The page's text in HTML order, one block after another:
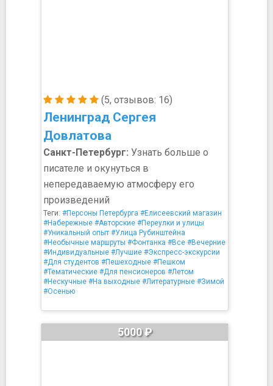
(5, отзывов: 16)
Ленинград Сергея
Довлатова
Санкт-Петербург: Узнать больше о
писателе и окунуться в
непередаваемую атмосферу его
произведений
Теги: #Персоны Петербурга #Елисеевский магазин
#Набережные #Авторские #Переулки и улицы
#Уникальный опыт #Улица Рубинштейна
#Необычные маршруты #Фонтанка #Все #Вечерние
#Индивидуальные #Лучшие #Экспресс-экскурсии
#Для студентов #Пешеходные #Пешком
#Тематические #Для пенсионеров #Летом
#Нескучные #На выходные #Литературные #Зимой
#Осенью
5000 ₽